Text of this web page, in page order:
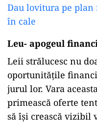
Dau lovitura pe
în cale
Leu- apogeul
Leii strălucesc nu
oportunitățile
jurul lor. Vara
primească oferte
să își crească vizibil